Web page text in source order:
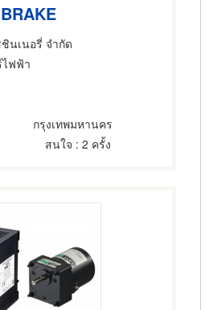
นเนอรี่ จำกัด
ไฟฟ้า
กรุงเทพมหานคร
สนใจ : 2 ครั้ง